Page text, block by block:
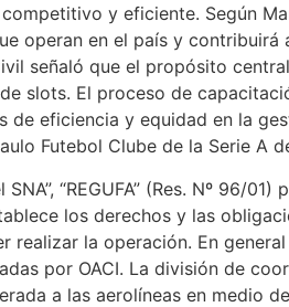
y eficiente. Según
operan en el país y contribuirá
señaló que el propósito
slots. El proceso de
eficiencia y equidad en la
Futebol Clube de la Serie A
“REGUFA” (Res. Nº 96/
los derechos y las
la operación. En
por OACI. La división de
a las aerolíneas en medio